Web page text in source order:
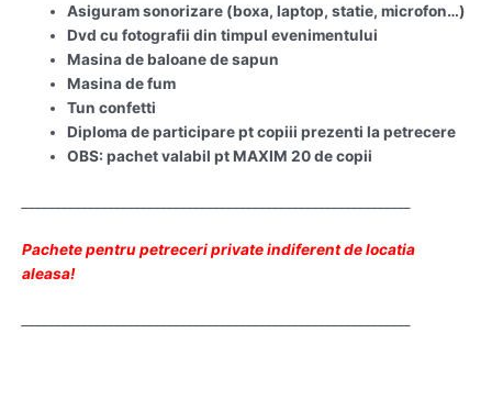
Asiguram sonorizare (boxa, laptop, statie, microfon…)
Dvd cu fotografii din timpul evenimentului
Masina de baloane de sapun
Masina de fum
Tun confetti
Diploma de participare pt copiii prezenti la petrecere
OBS: pachet valabil pt MAXIM 20 de copii
Pachete pentru petreceri private indiferent de locatia
aleasa!